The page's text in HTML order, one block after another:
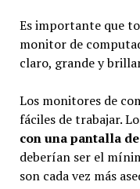
Es importante que
monitor de
claro, grande y
Los monitores de
fáciles de trabajar.
con una pantalla
deberían ser el
son cada vez más